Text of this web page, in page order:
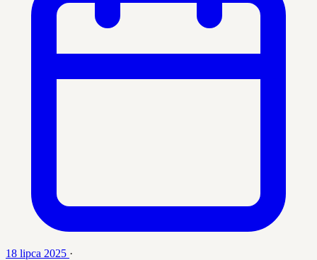
18 lipca 2025 ·